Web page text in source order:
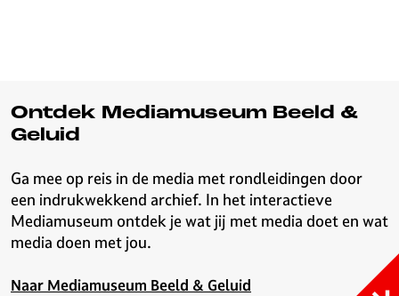
Ontdek Mediamuseum Beeld &
Geluid
Ga mee op reis in de media met rondleidingen door
een indrukwekkend archief. In het interactieve
Mediamuseum ontdek je wat jij met media doet en wat
media doen met jou.
Naar Mediamuseum Beeld & Geluid